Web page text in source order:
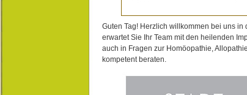
Guten Tag! Herzlich willkommen bei uns in
erwartet Sie Ihr Team mit den heilenden
auch in Fragen zur Homöopathie,
kompetent beraten.